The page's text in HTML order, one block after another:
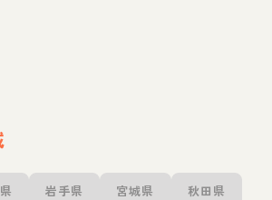
岩手県 宮城県 秋田県